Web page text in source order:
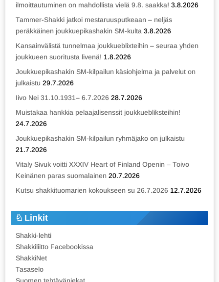
ilmoittautuminen on mahdollista vielä 9.8. saakka! 3.8.2026
Tammer-Shakki jatkoi mestaruusputkeaan – neljäs
peräkkäinen joukkuepikashakin SM-kulta 3.8.2026
Kansainvälistä tunnelmaa joukkueblixteihin – seuraa yhden
joukkueen suoritusta livenä! 1.8.2026
Joukkuepikashakin SM-kilpailun käsiohjelma ja palvelut on
julkaistu 29.7.2026
Iivo Nei 31.10.1931– 6.7.2026 28.7.2026
Muistakaa hankkia pelaajalisenssit joukkuebliksteihin!
24.7.2026
Joukkuepikashakin SM-kilpailun ryhmäjako on julkaistu
21.7.2026
Vitaly Sivuk voitti XXXIV Heart of Finland Openin – Toivo
Keinänen paras suomalainen 20.7.2026
Kutsu shakkituomarien kokoukseen su 26.7.2026 12.7.2026
Linkit
Shakki-lehti
Shakkiliitto Facebookissa
ShakkiNet
Tasaselo
Suomen tehtäväniekat